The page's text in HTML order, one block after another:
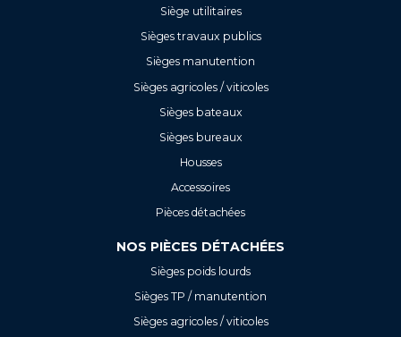
Siège utilitaires
Sièges travaux publics
Sièges manutention
Sièges agricoles / viticoles
Sièges bateaux
Sièges bureaux
Housses
Accessoires
Pièces détachées
NOS PIÈCES DÉTACHÉES
Sièges poids lourds
Sièges TP / manutention
Sièges agricoles / viticoles